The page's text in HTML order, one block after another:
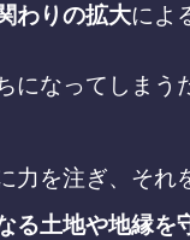
わりの拡大によ
になってしまう
力を注ぎ、それ
る土地や地縁を